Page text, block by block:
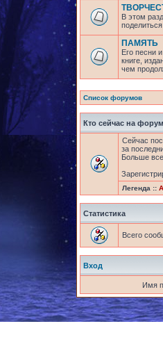
В этом
ПАМЯТЬ
Его песни
книге,
чем
Список форумов
Кто сейчас на
Сейчас
за
Больше
Легенда ::
Статистика
Всего
Вход
Имя